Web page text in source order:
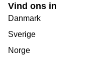
Vind ons in
Danmark
Sverige
Norge